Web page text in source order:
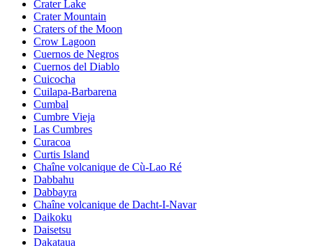
Crater Lake
Crater Mountain
Craters of the Moon
Crow Lagoon
Cuernos de Negros
Cuernos del Diablo
Cuicocha
Cuilapa-Barbarena
Cumbal
Cumbre Vieja
Las Cumbres
Curacoa
Curtis Island
Chaîne volcanique de Cù-Lao Ré
Dabbahu
Dabbayra
Chaîne volcanique de Dacht-I-Navar
Daikoku
Daisetsu
Dakataua